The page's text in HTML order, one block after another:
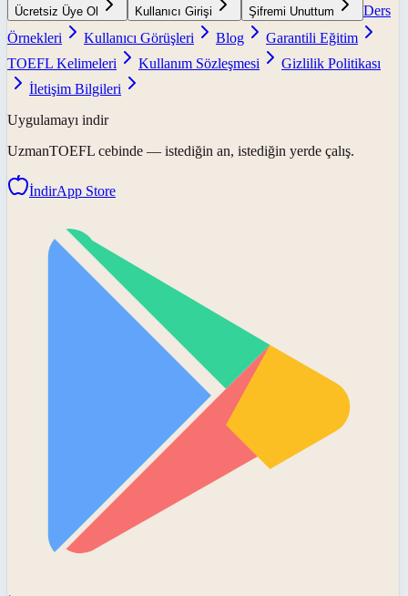
Ücretsiz Üye Ol Kullanıcı Girişi Şifremi Unuttum
Ders
Örnekleri
Kullanıcı Görüşleri Blog
Garantili Eğitim
TOEFL Kelimeleri
Kullanım Sözleşmesi
Gizlilik Politikası
İletişim Bilgileri
Uygulamayı indir
UzmanTOEFL cebinde — istediğin an, istediğin yerde çalış.
İndirApp Store